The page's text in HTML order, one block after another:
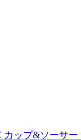
カップ&ソーサ